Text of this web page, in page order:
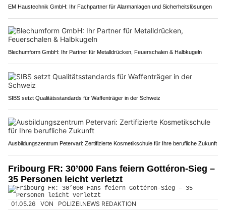
EM Haustechnik GmbH: Ihr Fachpartner für Alarmanlagen und Sicherheitslösungen
Blechumform GmbH: Ihr Partner für Metalldrücken, Feuerschalen & Halbkugeln
SIBS setzt Qualitätsstandards für Waffenträger in der Schweiz
Ausbildungszentrum Petervari: Zertifizierte Kosmetikschule für Ihre berufliche Zukunft
Fribourg FR: 30’000 Fans feiern Gottéron-Sieg –
35 Personen leicht verletzt
01.05.26 VON POLIZEI.NEWS REDAKTION